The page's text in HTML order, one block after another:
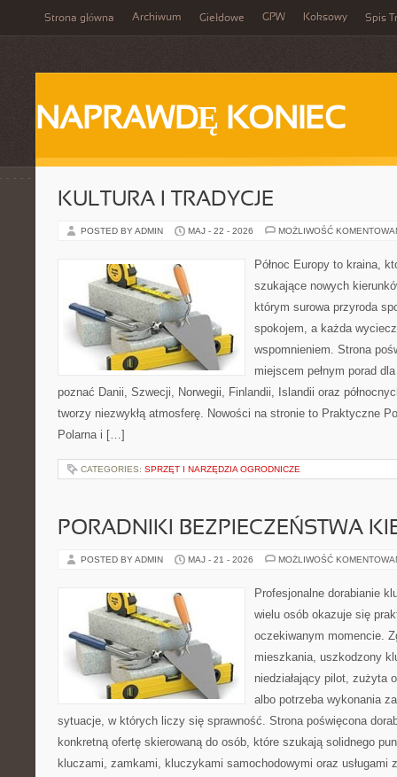
Strona główna Archiwum Giełdowe GPW Koksowy Spis
NAPRAWDĘ KONIEC
KULTURA I TRADYCJE
POSTED BY ADMIN MAJ - 22 - 2026 MOŻLIWOŚĆ
Północ Europy to kraina,
szukające nowych
którym surowa przyroda
spokojem, a każda
wspomnieniem. Strona
miejscem pełnym porad
poznać Danii, Szwecji, Norwegii, Finlandii, Islandii oraz
tworzy niezwykłą atmosferę. Nowości na stronie to Praktyczne
Polarna i […]
CATEGORIES: SPRZĘT I NARZĘDZIA OGRODNICZE
PORADNIKI BEZPIECZEŃSTWA
POSTED BY ADMIN MAJ - 21 - 2026 MOŻLIWOŚĆ
Profesjonalne dorabianie
wielu osób okazuje się
oczekiwanym momencie.
mieszkania, uszkodzony
niedziałający pilot, zużyta
albo potrzeba wykonania
sytuacje, w których liczy się sprawność. Strona poświęcona
konkretną ofertę skierowaną do osób, które szukają solidnego
kluczami, zamkami, kluczykami samochodowymi oraz usługami